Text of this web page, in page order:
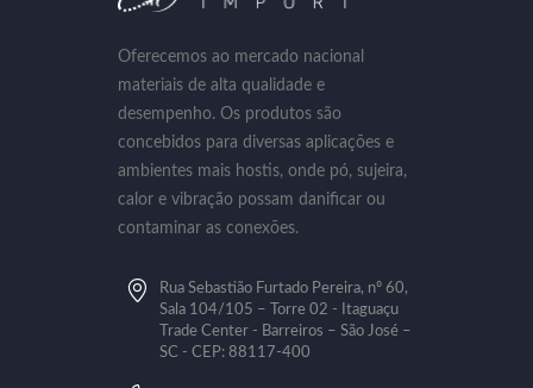
Oferecemos ao mercado nacional
materiais de alta qualidade e
desempenho. Os produtos são
concebidos para diversas aplicações e
ambientes mais hostis, onde pó, sujeira,
calor e vibração possam danificar ou
contaminar as conexões.
Rua Sebastião Furtado Pereira, nº 60,
Sala 104/105 – Torre 02 - Itaguaçu
Trade Center - Barreiros – São José –
SC - CEP: 88117-400